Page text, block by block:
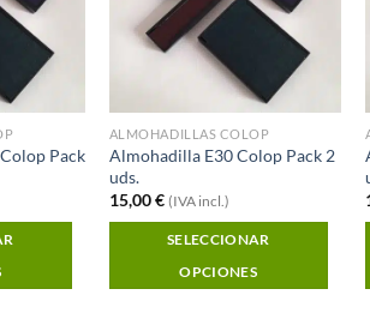
Pack
ALMOHADILLAS COLOP
Almohadilla E30 Colop Pack 2
uds.
15,00€ (IVA incl.)
SELECCIONAR
OPCIONES